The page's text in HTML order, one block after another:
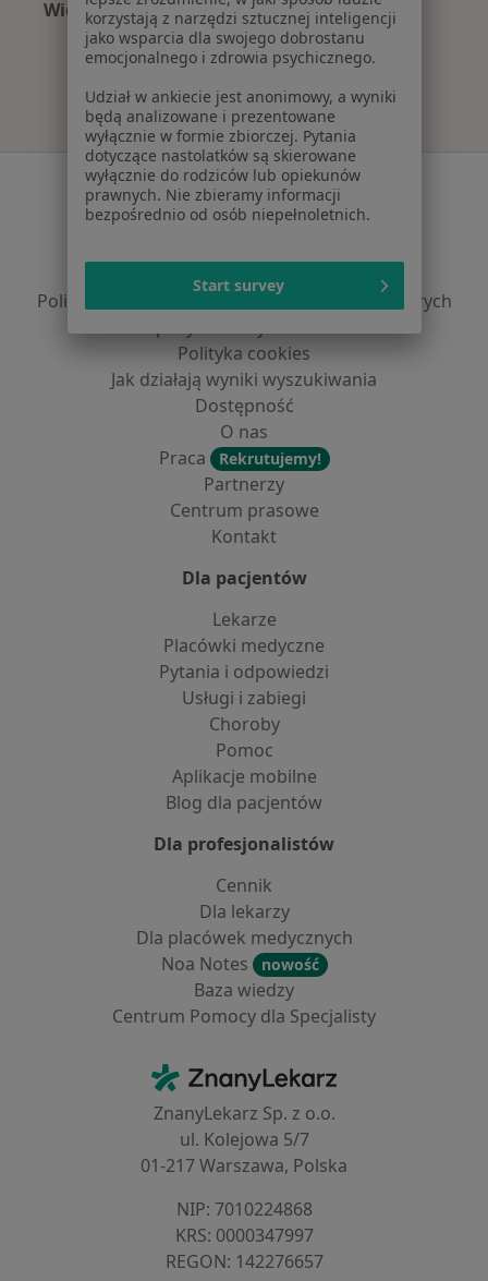
Więcej (13)
Więcej w kategorii: Najpopularniejsze
Serwis
Regulamin
Polityka prywatności profesjonalistów
Polityka prywatności dla profesjonalistów, których
Polityka cookies
Jak działają wyniki wyszukiwania
Dostępność
O nas
Praca
Rekrutujemy!
Partnerzy
Centrum prasowe
Kontakt
Dla pacjentów
Lekarze
Placówki medyczne
Pytania i odpowiedzi
Usługi i zabiegi
Choroby
Pomoc
Aplikacje mobilne
Blog dla pacjentów
Dla profesjonalistów
Cennik
Dla lekarzy
Dla placówek medycznych
Noa Notes
nowość
Baza wiedzy
Centrum Pomocy dla Specjalisty
ZnanyLekarz - Strona główna
ZnanyLekarz Sp. z o.o.
ul. Kolejowa 5/7
01-217 Warszawa, Polska
NIP: ⁠7010224868
KRS: ⁠0000347997
REGON: ⁠142276657
korzystają z narzędzi sztucznej inteligencji
jako wsparcia dla swojego dobrostanu
emocjonalnego i zdrowia psychicznego.
Udział w ankiecie jest anonimowy, a wyniki
będą analizowane i prezentowane
wyłącznie w formie zbiorczej. Pytania
dotyczące nastolatków są skierowane
wyłącznie do rodziców lub opiekunów
prawnych. Nie zbieramy informacji
bezpośrednio od osób niepełnoletnich.
Start survey